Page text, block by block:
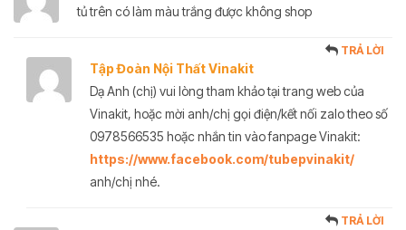
tủ trên có làm màu trắng được không shop
Tập Đoàn Nội Thất Vinakit
TRẢ LỜI
Dạ Anh (chị) vui lòng tham khảo tại trang web của
Vinakit, hoặc mời anh/chị gọi điện/kết nối zalo theo số
0978566535 hoặc nhắn tin vào fanpage Vinakit:
https://www.facebook.com/tubepvinakit/
anh/chị nhé.
TRẢ LỜI